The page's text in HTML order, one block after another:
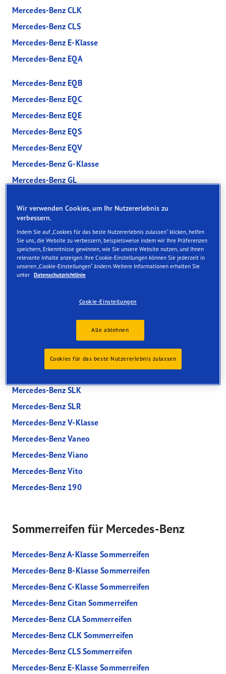
Mercedes-Benz CLK
Mercedes-Benz CLS
Mercedes-Benz E-Klasse
Mercedes-Benz EQA
Mercedes-Benz EQB
Mercedes-Benz EQC
Mercedes-Benz EQE
Mercedes-Benz EQS
Mercedes-Benz EQV
Mercedes-Benz G-Klasse
Mercedes-Benz GL
Mercedes-Benz GLB
Mercedes-Benz GLC
Mercedes-Benz GLE
Mercedes-Benz GLK
Mercedes-Benz Marco Polo
Mercedes-Benz S-Klasse
Mercedes-Benz SL Roadster
Mercedes-Benz SLK
Mercedes-Benz SLR
Mercedes-Benz V-Klasse
Mercedes-Benz Vaneo
Mercedes-Benz Viano
Mercedes-Benz Vito
Mercedes-Benz 190
Sommerreifen für Mercedes-Benz
Mercedes-Benz A-Klasse Sommerreifen
Mercedes-Benz B-Klasse Sommerreifen
Mercedes-Benz C-Klasse Sommerreifen
Mercedes-Benz Citan Sommerreifen
Mercedes-Benz CLA Sommerreifen
Mercedes-Benz CLK Sommerreifen
Mercedes-Benz CLS Sommerreifen
Mercedes-Benz E-Klasse Sommerreifen
Wir verwenden Cookies, um Ihr Nutzererlebnis zu
verbessern.
Indem Sie auf „Cookies für das beste Nutzererlebnis zulassen“ klicken, helfen
Sie uns, die Website zu verbessern, beispielsweise indem wir Ihre Präferenzen
speichern, Erkenntnisse gewinnen, wie Sie unsere Website nutzen, und Ihnen
relevante Inhalte anzeigen. Ihre Cookie-Einstellungen können Sie jederzeit in
unseren „Cookie-Einstellungen“ ändern. Weitere Informationen erhalten Sie
unter Datenschutzrichtlinie
Cookie-Einstellungen
Alle ablehnen
Cookies für das beste Nutzererlebnis zulassen